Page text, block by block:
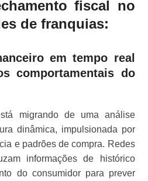
fiscal no
de franquias:
em tempo real
comportamentais do
migrando de uma análise
dinâmica, impulsionada por
e padrões de compra. Redes
informações de histórico
do consumidor para prever